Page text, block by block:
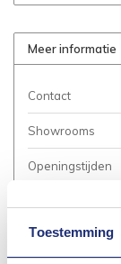
Toestemming
Meer informatie
Contact
Showrooms
Openingstijden
Betalen